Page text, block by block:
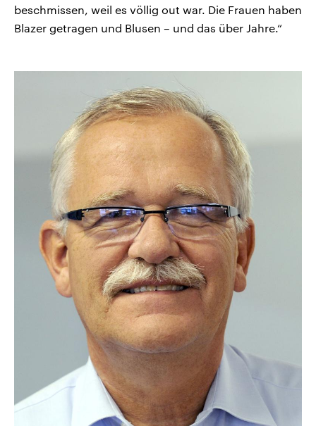
beschmissen, weil es völlig out war. Die Frauen haben
Blazer getragen und Blusen – und das über Jahre.“